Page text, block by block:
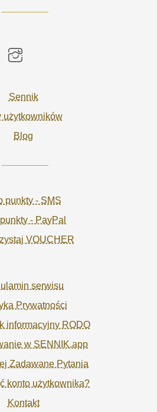
Sennik
użytkowników
Blog
punkty - SMS
- PayPal
VOUCHER
serwisu
Prywatności
informacyjny RODO
w SENNIK.app
Zadawane Pytania
konto użytkownika?
Kontakt